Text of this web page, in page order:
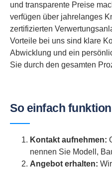
und transparente Preise
verfügen über jahrelanges
zertifizierten
Vorteile bei uns sind klare
Abwicklung und ein
Sie durch den gesamten
So einfach
Kontakt aufnehmen:
nennen Sie Modell,
Angebot erhalten: